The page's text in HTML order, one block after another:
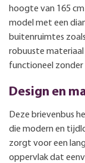
hoogte van 165
model met een
buitenruimtes
robuuste
functioneel zonder
Design en
Deze brievenbus
die modern en
zorgt voor een
oppervlak dat